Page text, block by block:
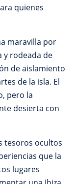
quienes
maravilla por
y rodeada de
de aislamiento
de la isla. El
pero la
desierta con
tesoros ocultos
que la
lugares